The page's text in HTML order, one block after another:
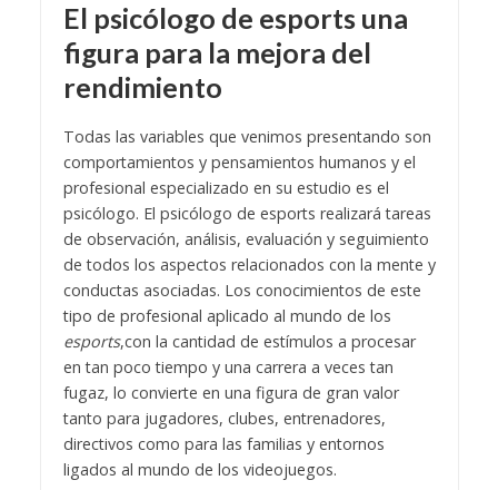
El psicólogo de esports una
figura para la mejora del
rendimiento
Todas las variables que venimos presentando son
comportamientos y pensamientos humanos y el
profesional especializado en su estudio es el
psicólogo. El psicólogo de esports realizará tareas
de observación, análisis, evaluación y seguimiento
de todos los aspectos relacionados con la mente y
conductas asociadas. Los conocimientos de este
tipo de profesional aplicado al mundo de los
esports,con la cantidad de estímulos a procesar
en tan poco tiempo y una carrera a veces tan
fugaz, lo convierte en una figura de gran valor
tanto para jugadores, clubes, entrenadores,
directivos como para las familias y entornos
ligados al mundo de los videojuegos.